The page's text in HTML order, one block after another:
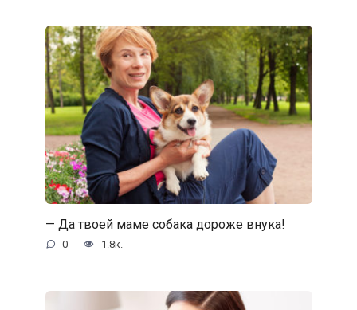
— Да твоей маме собака дороже внука!
0 1.8к.